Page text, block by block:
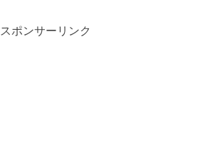
スポンサーリンク